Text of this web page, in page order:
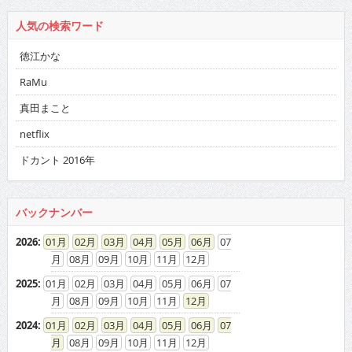
人気の検索ワード
徳江かな
RaMu
真田まこと
netflix
ドカント 2016年
バックナンバー
2026: 01 02 03 04 05 06
07
08
09 10 11
12
2025: 01 02 03 04 05 06
07
08
09 10 11
12
2024: 01 02 03 04 05 06
07
08
09 10 11
12